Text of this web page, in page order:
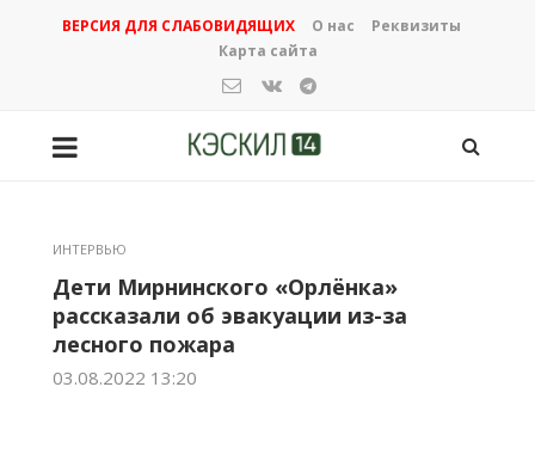
ВЕРСИЯ ДЛЯ СЛАБОВИДЯЩИХ О нас
Реквизиты
Карта сайта
ИНТЕРВЬЮ
Дети Мирнинского «Орлёнка»
рассказали об эвакуации из-за
лесного пожара
03.08.2022 13:20